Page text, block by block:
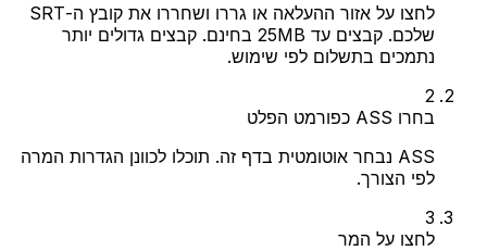
לחצו על אזור ההעלאה או גררו ושחררו את קובץ ה-SRT
שלכם. קבצים עד 25MB בחינם. קבצים גדולים יותר
נתמכים בתשלום לפי שימוש.
2
בחרו ASS כפורמט הפלט
ASS נבחר אוטומטית בדף זה. תוכלו לכוונן הגדרות המרה
לפי הצורך.
3
לחצו על המר